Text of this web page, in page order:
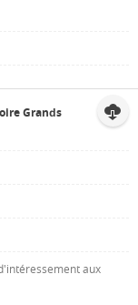
Grands
aux